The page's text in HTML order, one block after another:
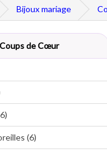
Bijoux mariage
Coups de Cœur
(6)